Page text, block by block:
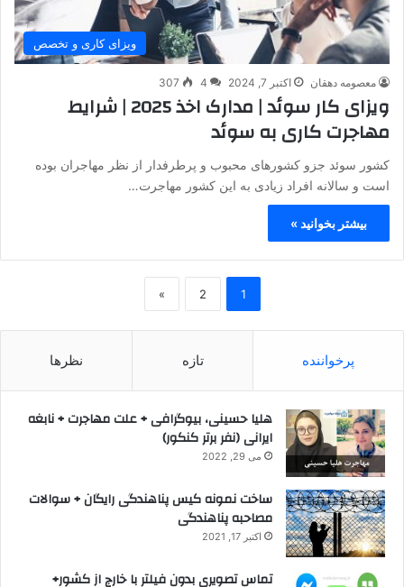
ویزای کاری و تخصص
معصومه دهقان اکتبر 7, 2024 4
307
ویزای کار سوئد | مدارک اخذ 2025 | شرایط
مهاجرت کاری به سوئد
کشور سوئد جزو کشورهای محبوب و پرطرفدار از نظر مهاجران بوده
است و سالانه افراد زیادی به این کشور مهاجرت…
بیشتر بخوانید »
1
2
»
پرخواننده تازه نظرها
هلیا حسینی، بیوگرافی + علت مهاجرت + نابغه
ایرانی (نفر برتر کنکور)
می 29, 2022
ساخت نمونه کیس پناهندگی رایگان + سوالات
مصاحبه پناهندگی
اکتبر 17, 2021
تماس تصویری بدون فیلتر با خارج از کشور+